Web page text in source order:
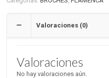
Valoraciones (0)
Valoraciones
No hay valoraciones aún.